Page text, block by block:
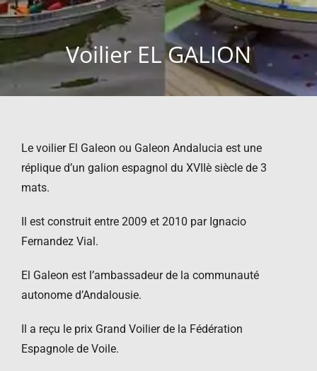
Voilier EL GALION
Le voilier El Galeon ou Galeon Andalucia est une
réplique d’un galion espagnol du XVIIè siècle de 3
mats.
Il est construit entre 2009 et 2010 par Ignacio
Fernandez Vial.
El Galeon est l’ambassadeur de la communauté
autonome d’Andalousie.
Il a reçu le prix Grand Voilier de la Fédération
Espagnole de Voile.